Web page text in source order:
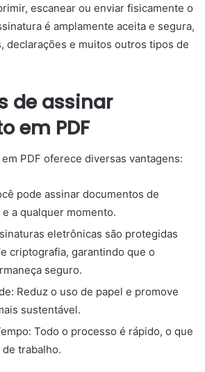
escanear ou enviar fisicamente o
é amplamente aceita e segura,
declarações e muitos outros tipos de
de assinar
em PDF
PDF oferece diversas vantagens:
pode assinar documentos de
a qualquer momento.
eletrônicas são protegidas
criptografia, garantindo que o
seguro.
Reduz o uso de papel e promove
sustentável.
Todo o processo é rápido, o que
trabalho.